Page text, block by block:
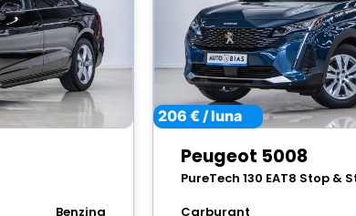
Benzina
206 € / luna
Peugeot 5008
PureTech 130 EAT8 Stop &
Carburant